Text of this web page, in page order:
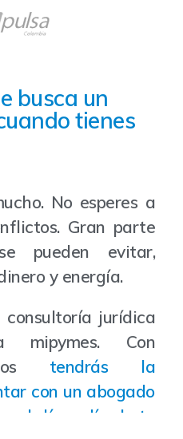
busca un
tienes
No esperes a
Gran parte
pueden evitar,
y energía.
consultoría jurídica
mipymes. Con
tendrás la
con un abogado
el día a día de tu